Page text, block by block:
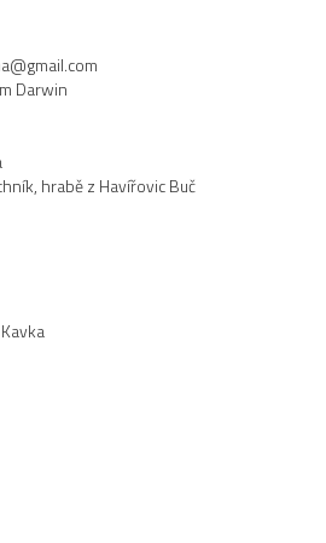
Darwin
hrabě z Havířovic Buč